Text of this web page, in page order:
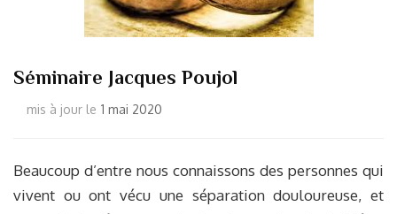
Séminaire Jacques Poujol
mis à jour le 1 mai 2020
Beaucoup d’entre nous connaissons des personnes qui
vivent ou ont vécu une séparation douloureuse, et